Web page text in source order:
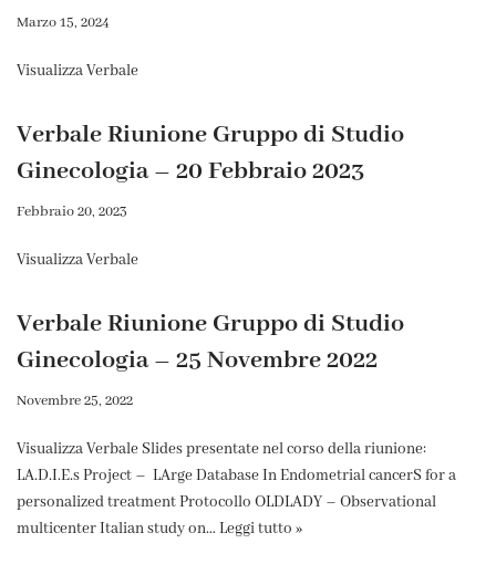
Marzo 15, 2024
Visualizza Verbale
Verbale Riunione Gruppo di Studio
Ginecologia – 20 Febbraio 2023
Febbraio 20, 2023
Visualizza Verbale
Verbale Riunione Gruppo di Studio
Ginecologia – 25 Novembre 2022
Novembre 25, 2022
Visualizza Verbale Slides presentate nel corso della riunione:
LA.D.I.E.s Project – LArge Database In Endometrial cancerS for a
personalized treatment Protocollo OLDLADY – Observational
multicenter Italian study on… Leggi tutto »